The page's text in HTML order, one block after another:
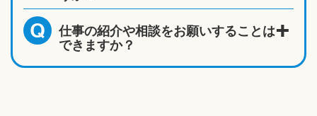
Q 仕事の紹介や相談をお願いすることは
できますか？